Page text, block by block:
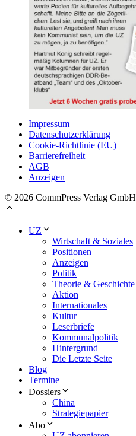
Impressum
Datenschutzerklärung
Cookie-Richtlinie (EU)
Barrierefreiheit
AGB
Anzeigen
© 2026 CommPress Verlag GmbH
UZ
Wirtschaft & Soziales
Positionen
Anzeigen
Politik
Theorie & Geschichte
Aktion
Internationales
Kultur
Leserbriefe
Kommunalpolitik
Hintergrund
Die Letzte Seite
Blog
Termine
Dossiers
China
Strategiepapier
Abo